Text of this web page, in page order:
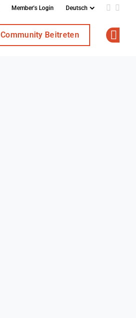
Member's Login Add us
Community Beitreten